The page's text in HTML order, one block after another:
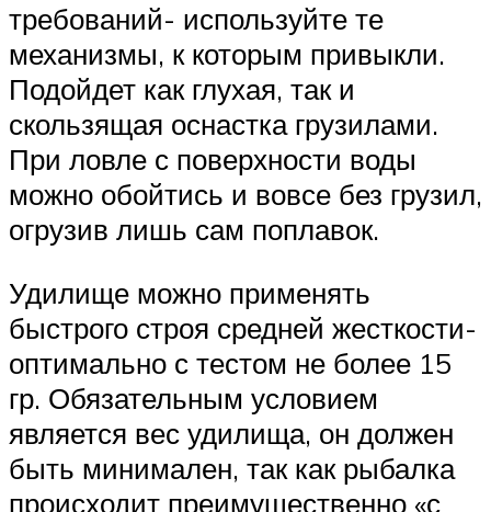
требований- используйте те
механизмы, к которым привыкли.
Подойдет как глухая, так и
скользящая оснастка грузилами.
При ловле с поверхности воды
можно обойтись и вовсе без грузил,
огрузив лишь сам поплавок.
Удилище можно применять
быстрого строя средней жесткости-
оптимально с тестом не более 15
гр. Обязательным условием
является вес удилища, он должен
быть минимален, так как рыбалка
происходит преимущественно «с